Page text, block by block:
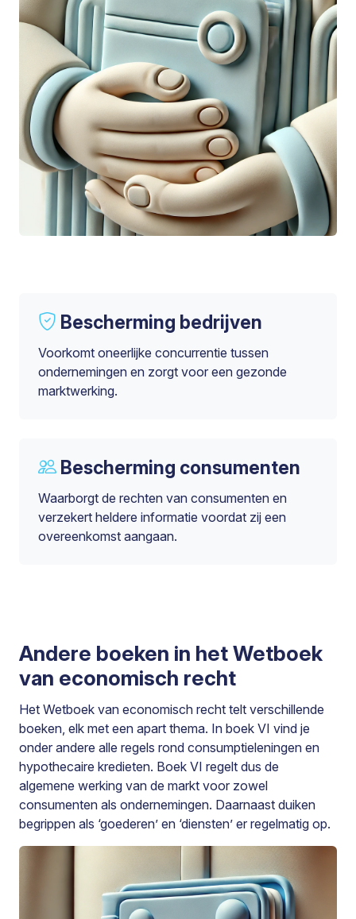
Bescherming bedrijven
Voorkomt oneerlijke concurrentie tussen
ondernemingen en zorgt voor een gezonde
marktwerking.
Bescherming consumenten
Waarborgt de rechten van consumenten en
verzekert heldere informatie voordat zij een
overeenkomst aangaan.
Andere boeken in het Wetboek
van economisch recht
Het Wetboek van economisch recht telt verschillende
boeken, elk met een apart thema. In boek VI vind je
onder andere alle regels rond consumptieleningen en
hypothecaire kredieten. Boek VI regelt dus de
algemene werking van de markt voor zowel
consumenten als ondernemingen. Daarnaast duiken
begrippen als ‘goederen’ en ‘diensten’ er regelmatig op.